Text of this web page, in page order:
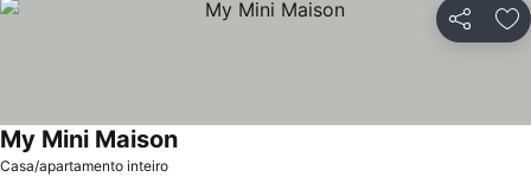
Partilhar
Casa/apartamento inteiro
My Mini Maison